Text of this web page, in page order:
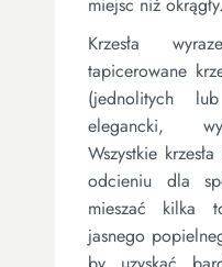
Krzesła
tapicerowane
(jednolitych
elegancki,
Wszystkie
odcieniu dla
mieszać kilka
jasnego